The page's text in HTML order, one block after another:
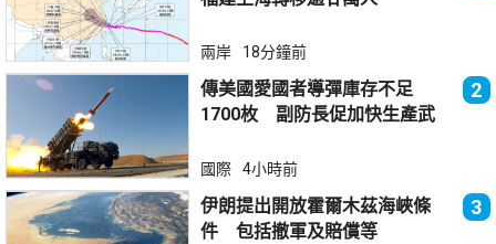
兩岸 18分鐘前
傳美國愛國者導彈庫存不足
1700枚 副防長促加快生產武
2
國際 4小時前
伊朗提出開放霍爾木茲海峽條
件 包括撤軍及賠償等
3